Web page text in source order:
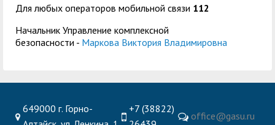
Для любых операторов мобильной связи 112
Начальник Управление комплексной
безопасности - Маркова Виктория Владимировна
649000 г. Горно-
+7 (38822)
office@gasu.ru